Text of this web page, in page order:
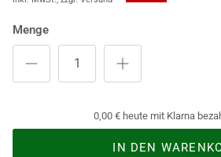
Menge
0,00 € heute mit Klarna
IN DEN